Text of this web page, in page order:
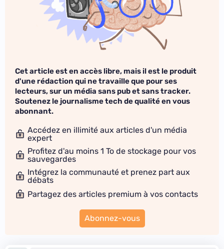
Cet article est en accès libre, mais il est le produit
d'une rédaction qui ne travaille que pour ses
lecteurs, sur un média sans pub et sans tracker.
Soutenez le journalisme tech de qualité en vous
abonnant.
Accédez en illimité aux articles d'un média
expert
Profitez d'au moins 1 To de stockage pour vos
sauvegardes
Intégrez la communauté et prenez part aux
débats
Partagez des articles premium à vos contacts
Abonnez-vous